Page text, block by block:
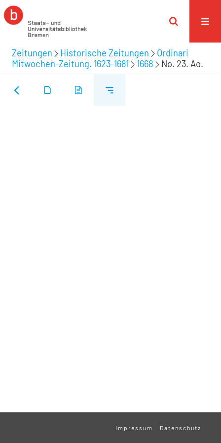
Zeitungen Historische Zeitungen
Ordinari
Mitwochen-Zeitung. 1623-1681
1668 No. 23. Ao.
Impressum Datenschutz